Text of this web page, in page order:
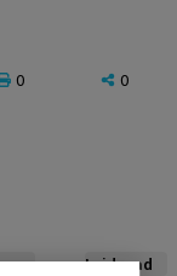
0 0
Leidraad